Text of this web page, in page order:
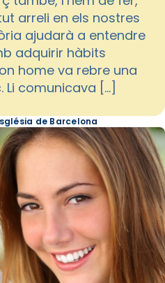
arreli en els nostres
ajudarà a entendre
adquirir hàbits
home va rebre una
Li comunicava […]
de Barcelona